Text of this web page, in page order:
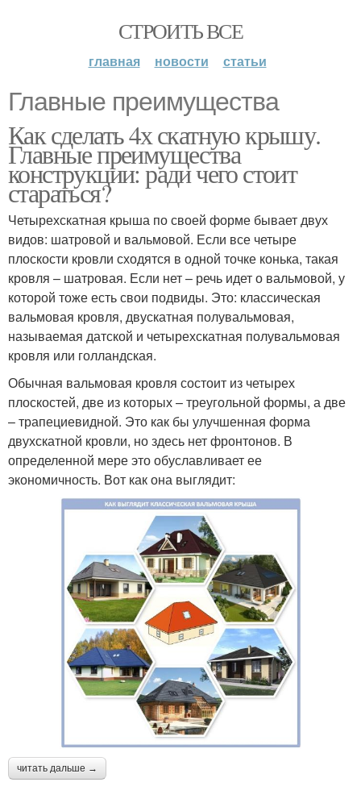
СТРОИТЬ ВСЕ
главная новости статьи
Главные преимущества
Как сделать 4х скатную крышу.
Главные преимущества
конструкции: ради чего стоит
стараться?
Четырехскатная крыша по своей форме бывает двух
видов: шатровой и вальмовой. Если все четыре
плоскости кровли сходятся в одной точке конька, такая
кровля – шатровая. Если нет – речь идет о вальмовой, у
которой тоже есть свои подвиды. Это: классическая
вальмовая кровля, двускатная полувальмовая,
называемая датской и четырехскатная полувальмовая
кровля или голландская.
Обычная вальмовая кровля состоит из четырех
плоскостей, две из которых – треугольной формы, а две
– трапециевидной. Это как бы улучшенная форма
двухскатной кровли, но здесь нет фронтонов. В
определенной мере это обуславливает ее
экономичность. Вот как она выглядит:
читать дальше →